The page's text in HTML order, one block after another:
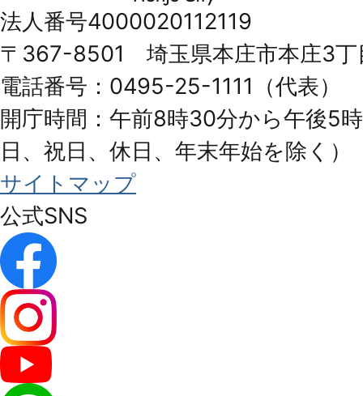
Honjo
City
法人番号4000020112119
〒367-8501 埼玉県本庄市本庄3丁
電話番号：0495-25-1111（代表）
開庁時間：午前8時30分から午後5
日、祝日、休日、年末年始を除く）
サイトマップ
公式SNS